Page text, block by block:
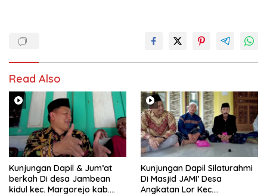
Read Also
Kunjungan Dapil & Jum’at
berkah Di desa Jambean
kidul kec. Margorejo kab.
Kunjungan Dapil Silaturahmi
Di Masjid JAMI’ Desa
Angkatan Lor Kec.